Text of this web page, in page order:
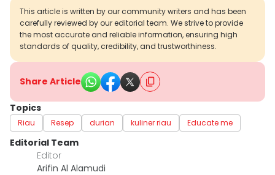
This article is written by our community writers and has been
carefully reviewed by our editorial team. We strive to provide
the most accurate and reliable information, ensuring high
standards of quality, credibility, and trustworthiness.
Share Article
Topics
Riau Resep durian kuliner riau Educate me
Editorial Team
Editor
Arifin Al Alamudi